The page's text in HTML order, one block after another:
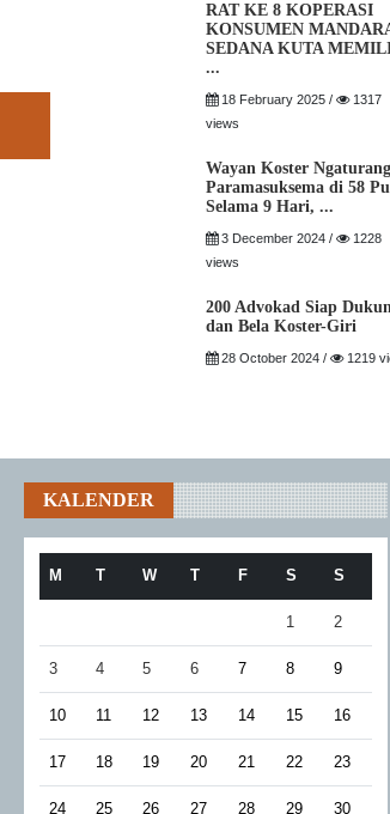
RAT KE 8 KOPERASI
KONSUMEN
SEDANA KUTA
...
18 February 2025 /
1317
views
Wayan Koster Ngaturang
Paramasuksema di 58
Selama 9 Hari, ...
3 December 2024 /
1228
views
200 Advokad Siap
dan Bela Koster-Giri
28 October 2024 / 1219
KALENDER
M T W T F S S
1 2
3 4 5 6 7 8 9
10 11 12 13 14 15 16
17 18 19 20 21 22 23
24 25 26 27 28 29 30